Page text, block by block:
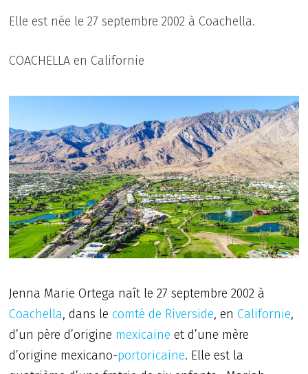
Elle est née le 27 septembre 2002 à Coachella.
COACHELLA en Californie
Jenna Marie Ortega naît le 27 septembre 2002 à
Coachella, dans lecomté de Riverside, enCalifornie,
d’un père d’origine mexicaine et d’une mère
d’origine mexicano-portoricaine. Elle est la